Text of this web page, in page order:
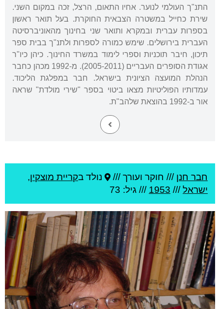
התנ"ך העולמי לנוער. אחיו התאום, הרצל, זכה במקום השני.
שירת כחייל במשטרה הצבאית החוקרת. בעל תואר ראשון
בספרות עברית ובמקרא ותואר שני בחינוך מהאוניברסיטה
העברית בירושלים. שימש כמורה לספרות ולתנ"ך בבית ספר
תיכון, חיבר תוכניות וספרי לימוד במשרד החינוך. כיהן כיו"ר
אגודת הסופרים העבריים (2005-2011). מ-1992 מכהן כחבר
הנהלת המועצה הציונית בישראל. חבר במפלגת הליכוד.
עמדותיו הפוליטיות מצאו ביטוי בספר "שירי מולדת" שראה
אור ב-1992 בהוצאת שלהב"ת.
חבר חנן /// חוקר ועורך /// נולד בקריית מוצקין,
ישראל///
1953 /// גיל: 73